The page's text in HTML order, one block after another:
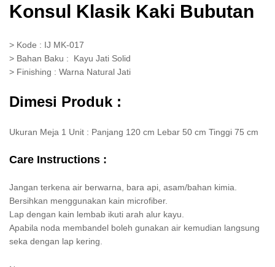
Konsul Klasik Kaki Bubutan
> Kode : IJ MK-017
> Bahan Baku : Kayu Jati Solid
> Finishing : Warna Natural Jati
Dimesi Produk :
Ukuran Meja 1 Unit : Panjang 120 cm Lebar 50 cm Tinggi 75 cm
Care Instructions :
Jangan terkena air berwarna, bara api, asam/bahan kimia.
Bersihkan menggunakan kain microfiber.
Lap dengan kain lembab ikuti arah alur kayu.
Apabila noda membandel boleh gunakan air kemudian langsung
seka dengan lap kering.